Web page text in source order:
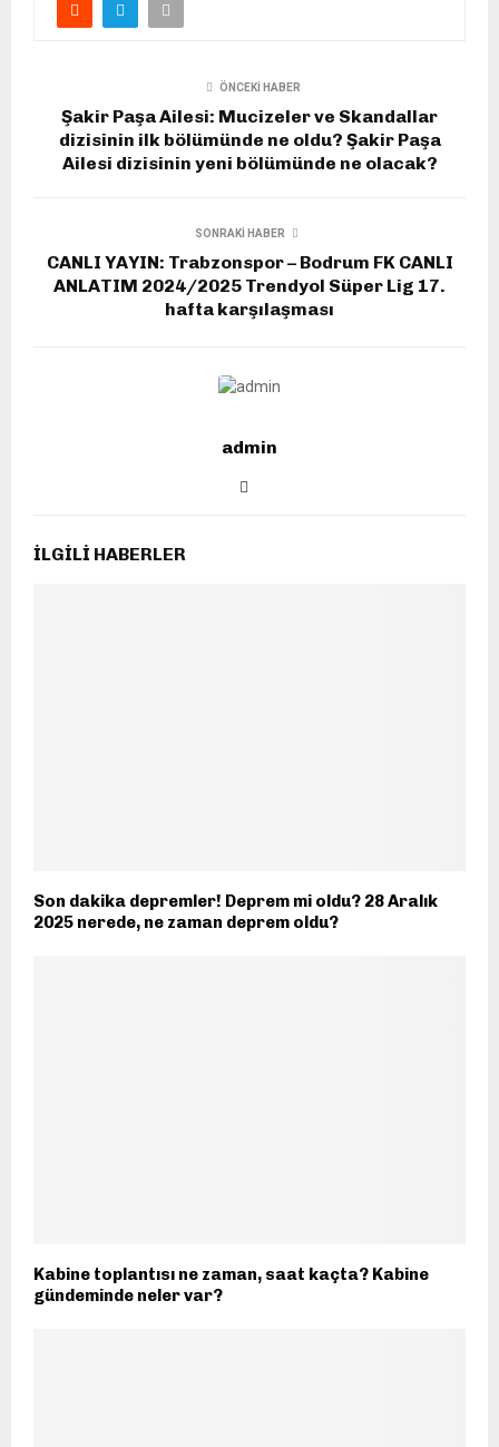
ÖNCEKI HABER
Şakir Paşa Ailesi: Mucizeler ve Skandallar
dizisinin ilk bölümünde ne oldu? Şakir Paşa
Ailesi dizisinin yeni bölümünde ne olacak?
SONRAKI HABER
CANLI YAYIN: Trabzonspor – Bodrum FK CANLI
ANLATIM 2024/2025 Trendyol Süper Lig 17.
hafta karşılaşması
admin
İLGILI HABERLER
Son dakika depremler! Deprem mi oldu? 28 Aralık
2025 nerede, ne zaman deprem oldu?
Kabine toplantısı ne zaman, saat kaçta? Kabine
gündeminde neler var?